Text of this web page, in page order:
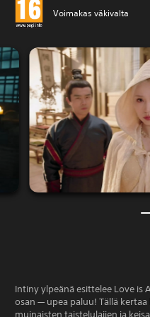
Voimakas väkivalta
Intiny ylpeänä esittelee Love is
osan — upea paluu! Tällä
muinaisten taistelulajien ja